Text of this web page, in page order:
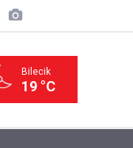
Bilecik
19 °C